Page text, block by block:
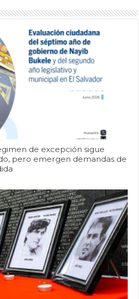
de excepción sigue
pero emergen demandas de